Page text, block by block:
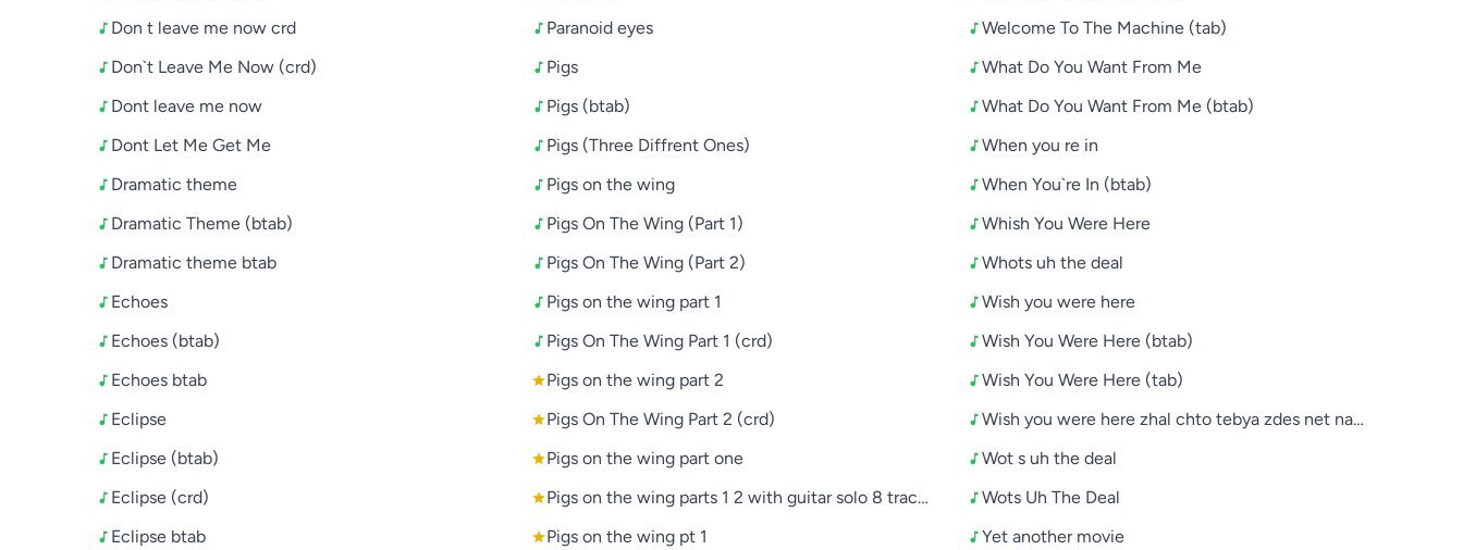
Don t leave me now crd
Don`t Leave Me Now (crd)
Dont leave me now
Dont Let Me Get Me
Dramatic theme
Dramatic Theme (btab)
Dramatic theme btab
Echoes
Echoes (btab)
Echoes btab
Eclipse
Eclipse (btab)
Eclipse (crd)
Eclipse btab
Paranoid eyes
Pigs
Pigs (btab)
Pigs (Three Diffrent Ones)
Pigs on the wing
Pigs On The Wing (Part 1)
Pigs On The Wing (Part 2)
Pigs on the wing part 1
Pigs On The Wing Part 1 (crd)
Pigs on the wing part 2
Pigs On The Wing Part 2 (crd)
Pigs on the wing part one
Pigs on the wing parts 1 2 with guitar solo 8 track version
Pigs on the wing pt 1
Welcome To The Machine (tab)
What Do You Want From Me
What Do You Want From Me (btab)
When you re in
When You`re In (btab)
Whish You Were Here
Whots uh the deal
Wish you were here
Wish You Were Here (btab)
Wish You Were Here (tab)
Wish you were here zhal chto tebya zdes net na russkom
Wot s uh the deal
Wots Uh The Deal
Yet another movie